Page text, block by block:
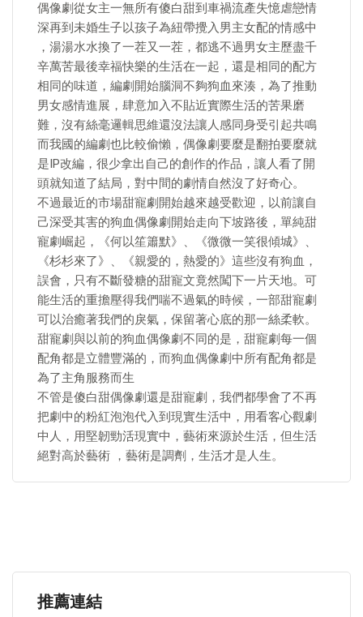
偶像劇從女主一無所有傻白甜到車禍流產失憶虐戀情
深再到未婚生子以孩子為紐帶攪入男主女配的情感中
，湯湯水水換了一茬又一茬，都逃不過男女主歷盡千
辛萬苦最後幸福快樂的生活在一起，還是相同的配方
相同的味道，編劇開始腦洞不夠狗血來湊，為了推動
男女感情進展，肆意加入不貼近實際生活的苦果磨
難，沒有絲毫邏輯思維還沒法讓人感同身受引起共鳴
而我國的編劇也比較偷懶，偶像劇要麼是翻拍要麼就
是IP改編，很少拿出自己的創作的作品，讓人看了開
頭就知道了結局，對中間的劇情自然沒了好奇心。
不過最近的市場甜寵劇開始越來越受歡迎，以前讓自
己深受其害的狗血偶像劇開始走向下坡路後，單純甜
寵劇崛起，《何以笙簫默》、《微微一笑很傾城》、
《杉杉來了》、《親愛的，熱愛的》這些沒有狗血，
誤會，只有不斷發糖的甜寵文竟然闖下一片天地。可
能生活的重擔壓得我們喘不過氣的時候，一部甜寵劇
可以治癒著我們的戾氣，保留著心底的那一絲柔軟。
甜寵劇與以前的狗血偶像劇不同的是，甜寵劇每一個
配角都是立體豐滿的，而狗血偶像劇中所有配角都是
為了主角服務而生
不管是傻白甜偶像劇還是甜寵劇，我們都學會了不再
把劇中的粉紅泡泡代入到現實生活中，用看客心觀劇
中人，用堅韌勁活現實中，藝術來源於生活，但生活
絕對高於藝術 ，藝術是調劑，生活才是人生。
推薦連結